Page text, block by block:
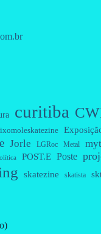
curitiba
Jorle LGRoc Metal
POST.E Poste
skatezine skatista